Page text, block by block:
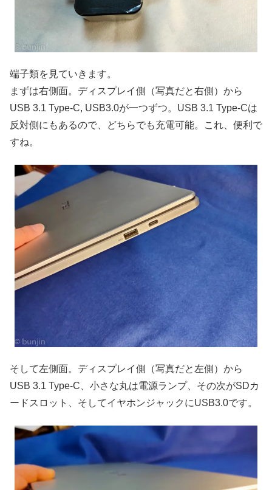
端子類を見ていきます。
まずは右側面。ディスプレイ側（写真だと右側）から
USB 3.1 Type-C, USB3.0が一つずつ。USB 3.1 Type-Cは
反対側にもあるので、どちらでも充電可能。これ、便利で
すね。
そして左側面。ディスプレイ側（写真だと左側）から
USB 3.1 Type-C、小さな丸は電源ランプ、その次がSDカ
ードスロット、そしてイヤホンジャックにUSB3.0です。